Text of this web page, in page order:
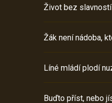
Život bez
Žák není nádoba,
Líné mládí plodí
Buďto příst, nebo